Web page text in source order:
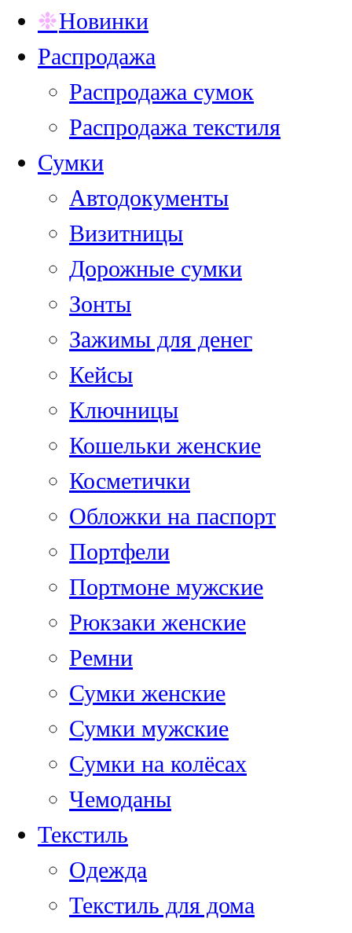
Новинки
Распродажа
Распродажа сумок
Распродажа текстиля
Сумки
Автодокументы
Визитницы
Дорожные сумки
Зонты
Зажимы для денег
Кейсы
Ключницы
Кошельки женские
Косметички
Обложки на паспорт
Портфели
Портмоне мужские
Рюкзаки женские
Ремни
Сумки женские
Сумки мужские
Сумки на колёсах
Чемоданы
Текстиль
Одежда
Текстиль для дома